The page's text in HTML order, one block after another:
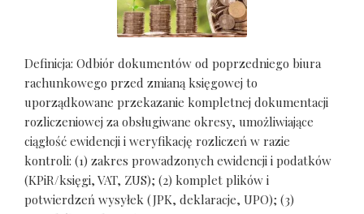
Definicja: Odbiór dokumentów od poprzedniego biura
rachunkowego przed zmianą księgowej to
uporządkowane przekazanie kompletnej dokumentacji
rozliczeniowej za obsługiwane okresy, umożliwiające
ciągłość ewidencji i weryfikację rozliczeń w razie
kontroli: (1) zakres prowadzonych ewidencji i podatków
(KPiR/księgi, VAT, ZUS); (2) komplet plików i
potwierdzeń wysyłek (JPK, deklaracje, UPO); (3)